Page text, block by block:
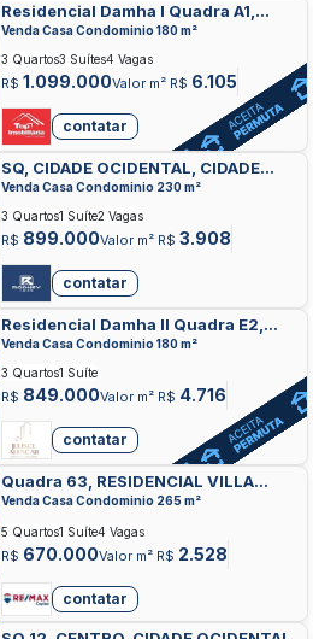
Residencial Damha I Quadra A1,
RESIDENCIAL E COMERCIAL DAMHA,
CIDADE OCIDENTAL
Venda Casa Condominio 180 m²
R$ 1.099.000Valor m² R$ 6.105
3 Quartos3 Suítes4 Vagas
contatar
SQ, CIDADE OCIDENTAL, CIDADE
OCIDENTAL
Venda Casa Condominio 230 m²
R$ 899.000Valor m² R$ 3.908
3 Quartos1 Suíte2 Vagas
contatar
Residencial Damha II Quadra E2,
RESIDENCIAL E COMERCIAL DAMHA,
CIDADE OCIDENTAL
Venda Casa Condominio 180 m²
R$ 849.000Valor m² R$ 4.716
3 Quartos1 Suíte
contatar
Quadra 63, RESIDENCIAL VILLA
SUICA, CIDADE OCIDENTAL
Venda Casa Condominio 265 m²
R$ 670.000Valor m² R$ 2.528
5 Quartos1 Suíte4 Vagas
contatar